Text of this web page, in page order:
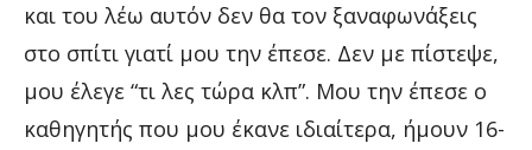
και του λέω αυτόν δεν θα τον ξαναφωνάξεις
στο σπίτι γιατί μου την έπεσε. Δεν με πίστεψε,
μου έλεγε “τι λες τώρα κλπ”. Μου την έπεσε ο
καθηγητής που μου έκανε ιδιαίτερα, ήμουν 16-